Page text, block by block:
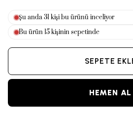
Şu anda28kişi bu ürünü inceliyor
Bu ürün15kişinin sepetinde
SEPETE
HEMEN AL